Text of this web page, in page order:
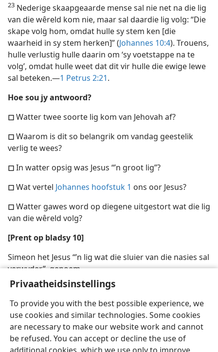
Privaatheidsinstellings
To provide you with the best possible experience, we
use cookies and similar technologies. Some cookies
are necessary to make our website work and cannot
be refused. You can accept or decline the use of
23 Nederige skaapgeaarde mense sal nie net na die lig
van die wêreld kom nie, maar sal daardie lig volg: “Die
skape volg hom, omdat hulle sy stem ken [die
waarheid in sy stem herken]” (Johannes 10:4). Trouens,
hulle verlustig hulle daarin om ‘sy voetstappe na te
volg’, omdat hulle weet dat dit vir hulle die ewige lewe
sal beteken.—1 Petrus 2:21.
Hoe sou jy antwoord?
◻Watter twee soorte lig kom van Jehovah af?
◻Waarom is dit so belangrik om vandag geestelik
verlig te wees?
◻In watter opsig was Jesus “’n groot lig”?
◻Wat vertel Johannes hoofstuk 1 ons oor Jesus?
◻Watter gawes word op diegene uitgestort wat die lig
van die wêreld volg?
[Prent op bladsy 10]
Simeon het Jesus “’n lig wat die sluier van die nasies sal
verwyder”, genoem
Afrikaans Deel Voorkeure
Copyright© 2026 Watch Tower Bible and Tract Society of Pennsylvania
Gebruiksvoorwaardes Privaatheidsbeleid Privaatheidsinstellings